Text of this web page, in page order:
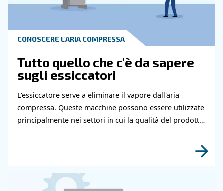
possibili e i nostri esperti saranno in grado di
Scopri di più grazie ai nostri esperti